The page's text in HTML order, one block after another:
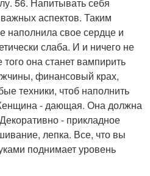
аспектов. Таким
наполнила свое сердце и
слаба. И и ничего не
она станет вампирить
финансовый крах,
техники, чтоб наполнить
- дающая. Она должна
- прикладное
лепка. Все, что вы
поднимает уровень